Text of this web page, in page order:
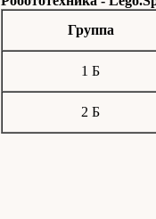
Группа
1 Б
2 Б